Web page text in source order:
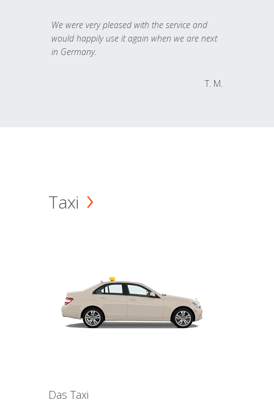
We were very pleased with the service and
would happily use it again when we are next
in Germany.
T. M.
Taxi
Das Taxi